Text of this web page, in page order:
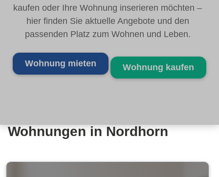
kaufen oder Ihre Wohnung inserieren möchten –
hier finden Sie aktuelle Angebote und den
passenden Platz zum Wohnen und Leben.
Wohnung mieten Wohnung kaufen
Wohnungen in Nordhorn